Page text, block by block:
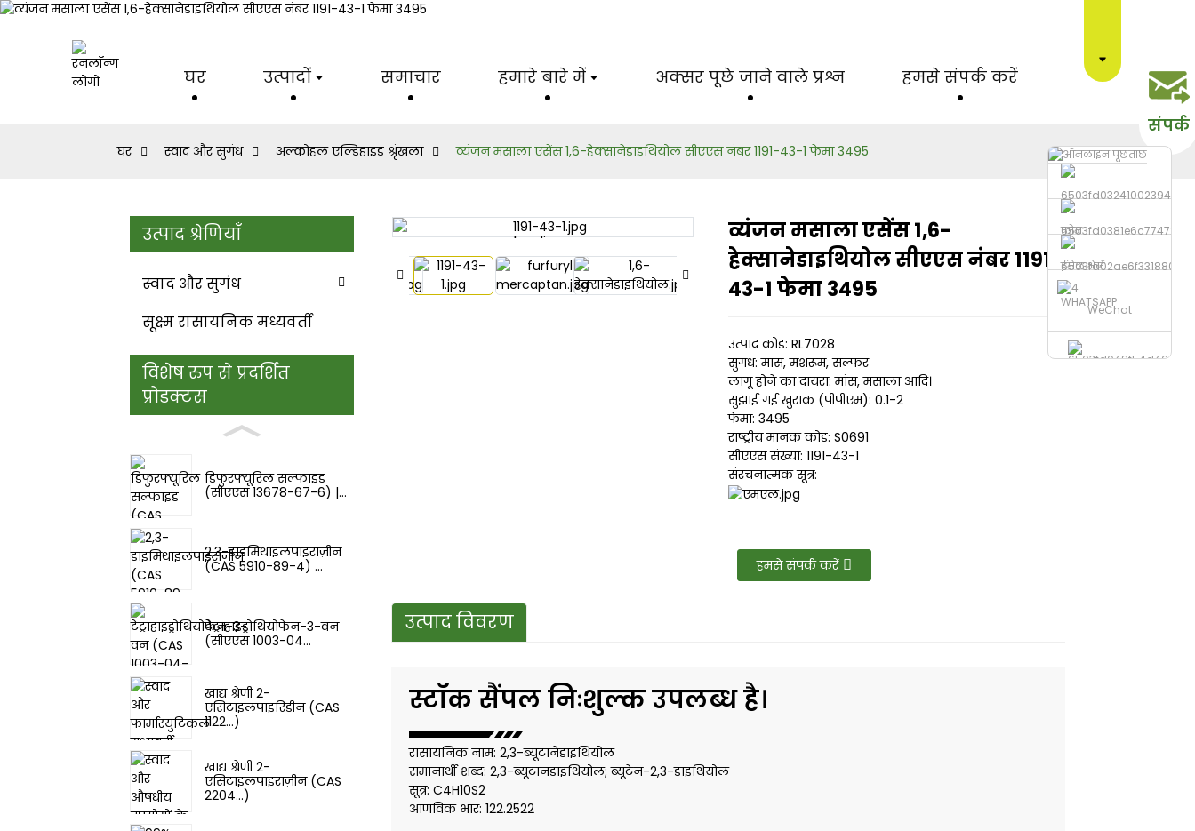
घर उत्पादों समाचार हमारे बारे में अक्सर पूछे जाने वाले प्रश्न हमसे संपर्क करें
संपर्क
फ़ोन
ईमेल भेजें
WHATSAPP
WeChat
अल्कोहल एल्डिहाइड श्रृंखला
घर स्वाद और सुगंध अल्कोहल एल्डिहाइड श्रृंखला व्यंजन मसाला एसेंस 1,6-हेक्सानेडाइथियोल सीएएस नंबर 1191-43-1 फेमा 3495
उत्पाद श्रेणियाँ
स्वाद और सुगंध
सूक्ष्म रासायनिक मध्यवर्ती
विशेष रुप से प्रदर्शित
प्रोडक्टस
डिफुरफ्यूरिल सल्फाइड
(सीएएस 13678-67-6) |...
2,3-डाइमिथाइलपाइराज़ीन
(CAS 5910-89-4) ...
टेट्राहाइड्रोथियोफेन-3-वन
(सीएएस 1003-04...
खाद्य श्रेणी 2-
एसिटाइलपाइरिडीन (CAS
1122...)
खाद्य श्रेणी 2-
एसिटाइलपाइराज़ीन (CAS
2204...)
Loading...
Loading... Loading...
Loading... Loading...
Loading...
व्यंजन मसाला एसेंस 1,6-
हेक्सानेडाइथियोल सीएएस नंबर 1191-
43-1 फेमा 3495
उत्पाद कोड: RL7028
सुगंध: मांस, मशरूम, सल्फर
लागू होने का दायरा: मांस, मसाला आदि।
सुझाई गई खुराक (पीपीएम): 0.1-2
फेमा: 3495
राष्ट्रीय मानक कोड: S0691
सीएएस संख्या: 1191-43-1
संरचनात्मक सूत्र:
हमसे संपर्क करें
उत्पाद विवरण
स्टॉक सैंपल निःशुल्क उपलब्ध है।
रासायनिक नाम: 2,3-ब्यूटानेडाइथियोल
समानार्थी शब्द: 2,3-ब्यूटानडाइथियोल; ब्यूटेन-2,3-डाइथियोल
सूत्र: C4H10S2
आणविक भार: 122.2522